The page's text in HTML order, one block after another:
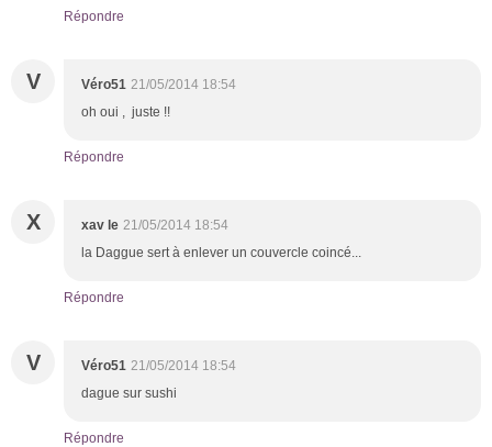
Répondre
V Véro51 21/05/2014 18:54
oh oui , juste !!
Répondre
X xav le 21/05/2014 18:54
la Daggue sert à enlever un couvercle coincé...
Répondre
V Véro51 21/05/2014 18:54
dague sur sushi
Répondre